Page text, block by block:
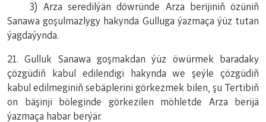
3) Arza seredilýän döwründe Arza berijiniň özüniň
Sanawa goşulmazlygy hakynda Gulluga ýazmaça ýüz tutan
ýagdaýynda.
21. Gulluk Sanawa goşmakdan ýüz öwürmek baradaky
çözgüdiň kabul edilendigi hakynda we şeýle çözgüdiň
kabul edilmeginiň sebäplerini görkezmek bilen, şu Tertibiň
on bäşinji böleginde görkezilen möhletde Arza berijä
ýazmaça habar berýär.